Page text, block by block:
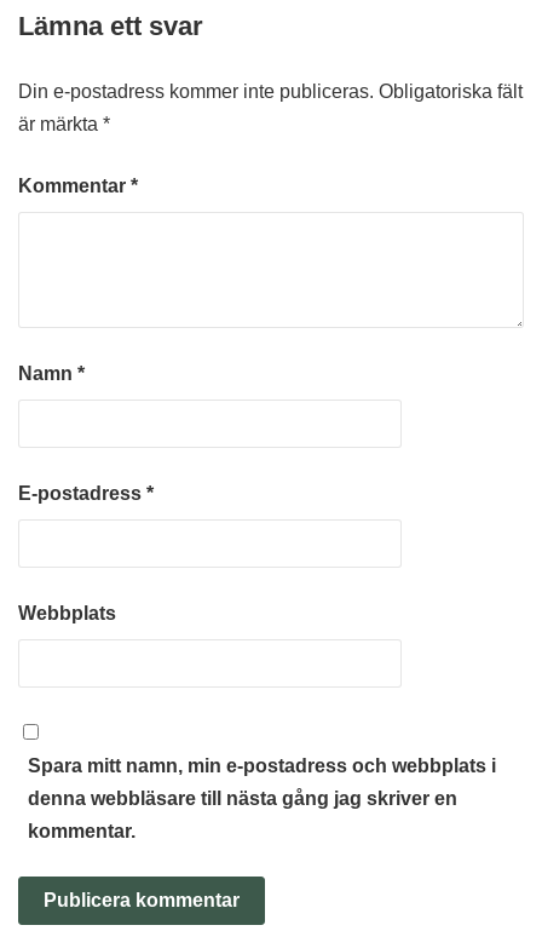
Lämna ett svar
Din e-postadress kommer inte publiceras. Obligatoriska fält
är märkta *
Kommentar *
Namn *
E-postadress *
Webbplats
Spara mitt namn, min e-postadress och webbplats i
denna webbläsare till nästa gång jag skriver en
kommentar.